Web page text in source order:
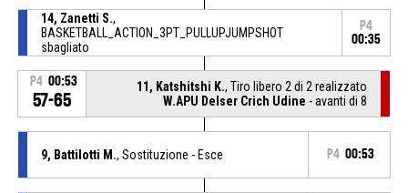
14, Zanetti S.,
BASKETBALL_ACTION_3PT_PULLUPJUMPSHOT
sbagliato
P4
00:35
P4 00:53
57-65
11, Katshitshi K., Tiro libero 2 di 2 realizzato
W.APU Delser Crich Udine - avanti di 8
9, Battilotti M., Sostituzione - Esce P4 00:53